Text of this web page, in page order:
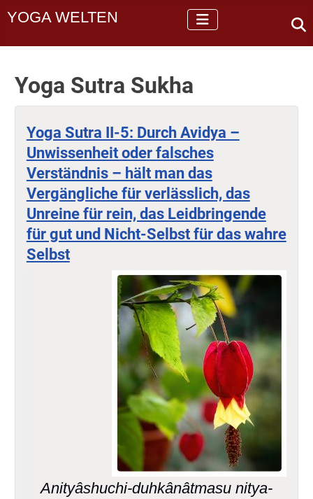
YOGA WELTEN
Yoga Sutra Sukha
Yoga Sutra II-5: Durch Avidya –
Unwissenheit oder falsches
Verständnis – hält man das
Vergängliche für verlässlich, das
Unreine für rein, das Leidbringende
für gut und Nicht-Selbst für das wahre
Selbst
Anityâshuchi-duhkânâtmasu nitya-